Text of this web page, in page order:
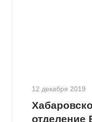
12 декабря 2019
отделение